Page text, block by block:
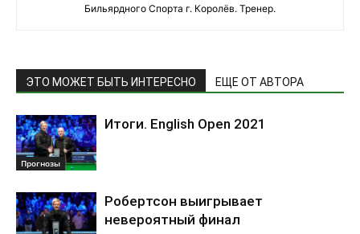
Бильярдного Спорта г. Королёв. Тренер.
ЭТО МОЖЕТ БЫТЬ ИНТЕРЕСНО ЕЩЕ ОТ АВТОРА
Прогнозы
Итоги. English Open 2021
Робертсон выигрывает
невероятный финал